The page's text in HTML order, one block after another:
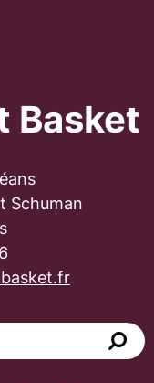
Basket
Schuman